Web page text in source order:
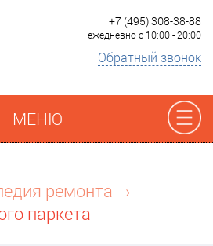
+7 (495) 308-38-88
ежедневно с 10:00 - 20:00
Обратный звонок
МЕНЮ
работы
ремонта
›
паркета